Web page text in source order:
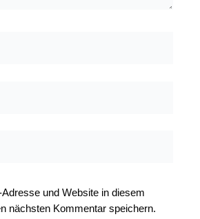
und Website in diesem
nächsten Kommentar speichern.